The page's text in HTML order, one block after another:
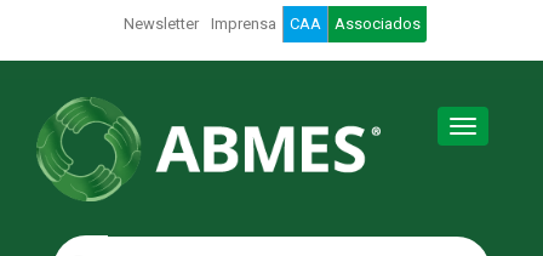
Newsletter Imprensa CAA Associados
Toggle